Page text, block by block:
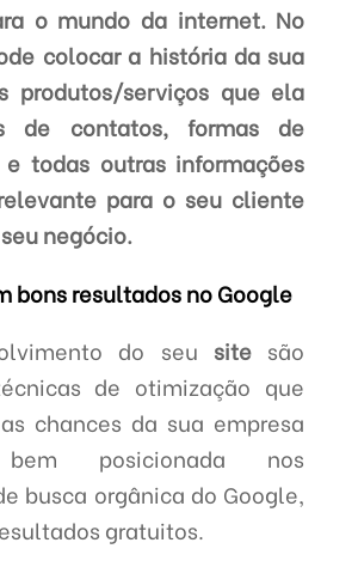
o mundo da internet. No
colocar a história da sua
produtos/serviços que ela
de contatos, formas de
todas outras informações
para o seu cliente
negócio.
bons resultados no Google
do seu sitesão
de otimização que
chances da sua empresa
bem posicionada nos
busca orgânica do Google,
gratuitos.